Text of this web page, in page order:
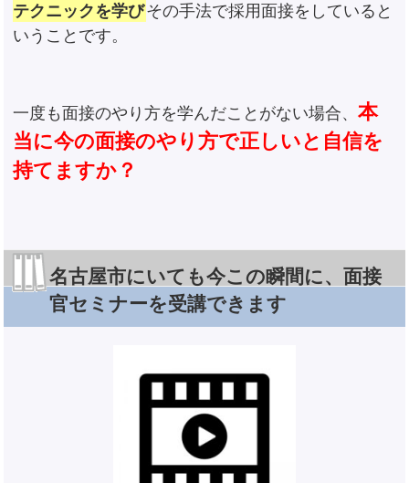
テクニックを学びその手法で採用面接をしていると
いうことです。
一度も面接のやり方を学んだことがない場合、本
当に今の面接のやり方で正しいと自信を
持てますか？
名古屋市にいても今この瞬間に、面接
官セミナーを受講できます